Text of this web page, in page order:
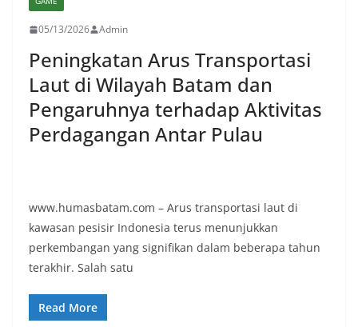
05/13/2026 Admin
Peningkatan Arus Transportasi
Laut di Wilayah Batam dan
Pengaruhnya terhadap Aktivitas
Perdagangan Antar Pulau
www.humasbatam.com – Arus transportasi laut di
kawasan pesisir Indonesia terus menunjukkan
perkembangan yang signifikan dalam beberapa tahun
terakhir. Salah satu
Read More